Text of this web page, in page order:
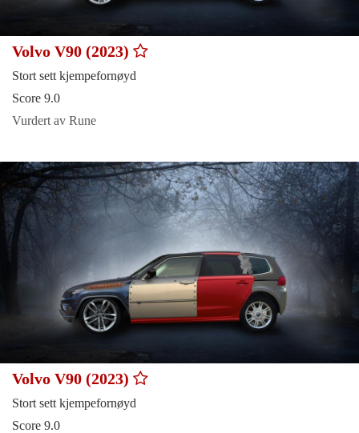
Volvo V90 (2023)
Stort sett kjempefornøyd
Score 9.0
Vurdert av Rune
Volvo V90 (2023)
Stort sett kjempefornøyd
Score 9.0